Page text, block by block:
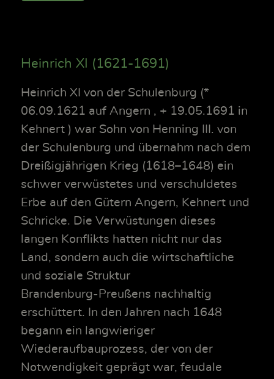
Heinrich XI (1621-1691)
Heinrich XI von der Schulenburg (*
06.09.1621 auf Angern , + 19.05.1691 in
Kehnert ) war Sohn von Henning III. von
der Schulenburg und übernahm nach dem
Dreißigjährigen Krieg (1618–1648) ein
schwer verwüstetes und verschuldetes
Erbe auf den Gütern Angern, Kehnert und
Schricke. Die Verwüstungen dieses
langen Konflikts hatten nicht nur das
Land, sondern auch die wirtschaftliche
und soziale Struktur
Brandenburg‑Preußens nachhaltig
erschüttert. In den Jahren nach 1648
begann ein langwieriger
Wiederaufbauprozess, der von der
Notwendigkeit geprägt war, feudale